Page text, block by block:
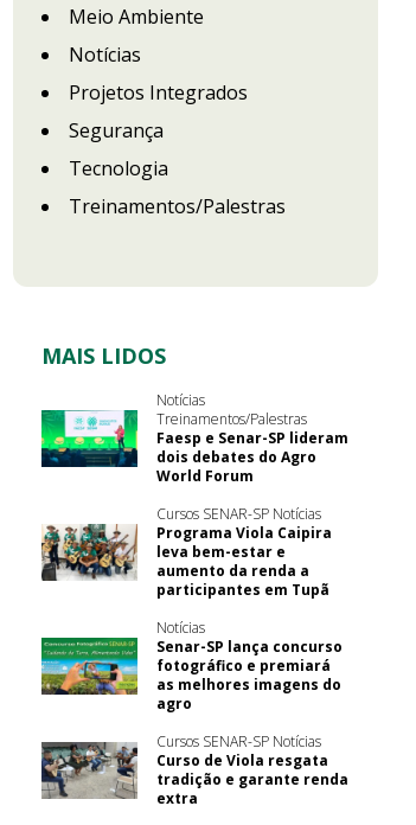
Meio Ambiente
Notícias
Projetos Integrados
Segurança
Tecnologia
Treinamentos/Palestras
MAIS LIDOS
Notícias
Treinamentos/Palestras
Faesp e Senar-SP lideram
dois debates do Agro
World Forum
Cursos SENAR-SP Notícias
Programa Viola Caipira
leva bem-estar e
aumento da renda a
participantes em Tupã
Notícias
Senar-SP lança concurso
fotográfico e premiará
as melhores imagens do
agro
Cursos SENAR-SP Notícias
Curso de Viola resgata
tradição e garante renda
extra